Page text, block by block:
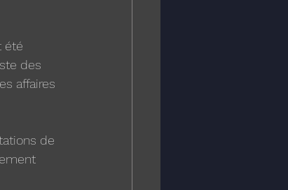
été
des
affaires
de